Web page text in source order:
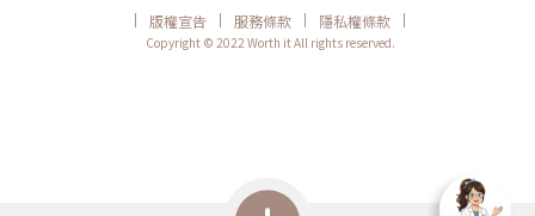
| 版權宣告 | 服務條款 | 隱私權條款
|
Copyright © 2022 Worth it All rights reserved.